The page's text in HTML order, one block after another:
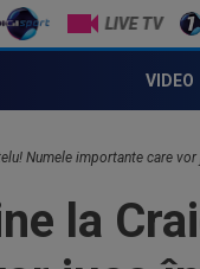
LIVE TV
VIDEO
Numele importante care
la